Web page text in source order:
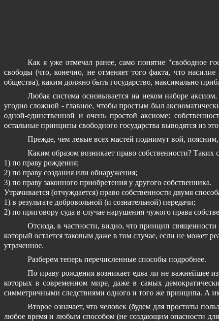
Как я уже отмечал ранее, само понятие "свободное
свободы (что, конечно, не отменяет того факта, что
общества), каким должно быть государство, максимально
Любая система основывается на неком наборе
угодно сложной - главное, чтобы простым был
одной-единственной и очень простой аксиоме:
остальные принципы свободного государства выводятся из
Прежде, чем левые всех мастей поднимут вой,
Каким образом возникает право собственности? Таких
1) по праву рождения;
2) по праву создания или обнаружения;
3) по праву законного приобретения у другого собственника.
Утрачивается (отчуждается) право собственности двумя
1) в результате добровольной (и сознательной) передачи;
2) по приговору суда в случае нарушения чужого права
Отсюда, в частности, видно, что принцип
который остается таковым даже в том случае, если не может
утраченное.
Разберем теперь перечисленные способы подробнее.
По праву рождения возникает едва ли не важнейшее
которых в современном мире, даже в самых
симметричными следствиями одного и того же принципа. А
Второе означает, что человек (будем для простоты
любое время и любым способом (не создающим опасности